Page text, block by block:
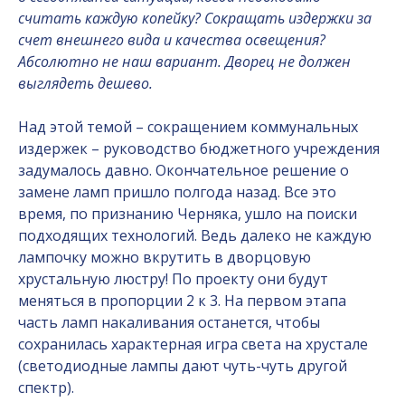
считать каждую копейку? Сокращать издержки за
счет внешнего вида и качества освещения?
Абсолютно не наш вариант. Дворец не должен
выглядеть дешево.
Над этой темой – сокращением коммунальных
издержек – руководство бюджетного учреждения
задумалось давно. Окончательное решение о
замене ламп пришло полгода назад. Все это
время, по признанию Черняка, ушло на поиски
подходящих технологий. Ведь далеко не каждую
лампочку можно вкрутить в дворцовую
хрустальную люстру! По проекту они будут
меняться в пропорции 2 к 3. На первом этапа
часть ламп накаливания останется, чтобы
сохранилась характерная игра света на хрустале
(светодиодные лампы дают чуть-чуть другой
спектр).